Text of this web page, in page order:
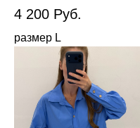
4 200 Руб.
размер L